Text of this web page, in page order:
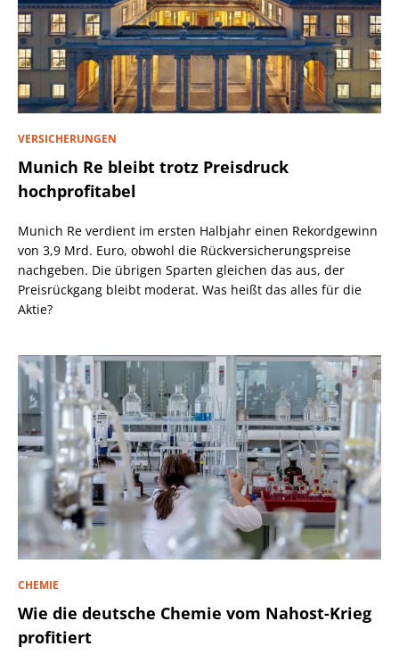
VERSICHERUNGEN
Munich Re bleibt trotz Preisdruck
hochprofitabel
Munich Re verdient im ersten Halbjahr einen Rekordgewinn
von 3,9 Mrd. Euro, obwohl die Rückversicherungspreise
nachgeben. Die übrigen Sparten gleichen das aus, der
Preisrückgang bleibt moderat. Was heißt das alles für die
Aktie?
CHEMIE
Wie die deutsche Chemie vom Nahost-Krieg
profitiert